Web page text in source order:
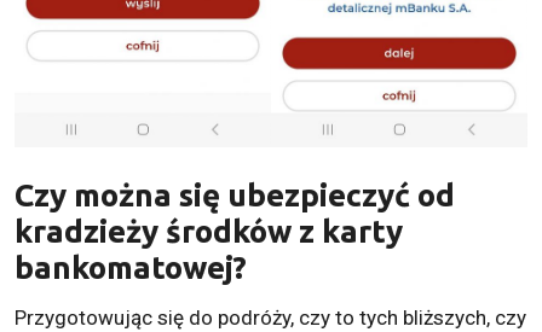
Czy można się ubezpieczyć od
kradzieży środków z karty
bankomatowej?
Przygotowując się do podróży, czy to tych bliższych, czy